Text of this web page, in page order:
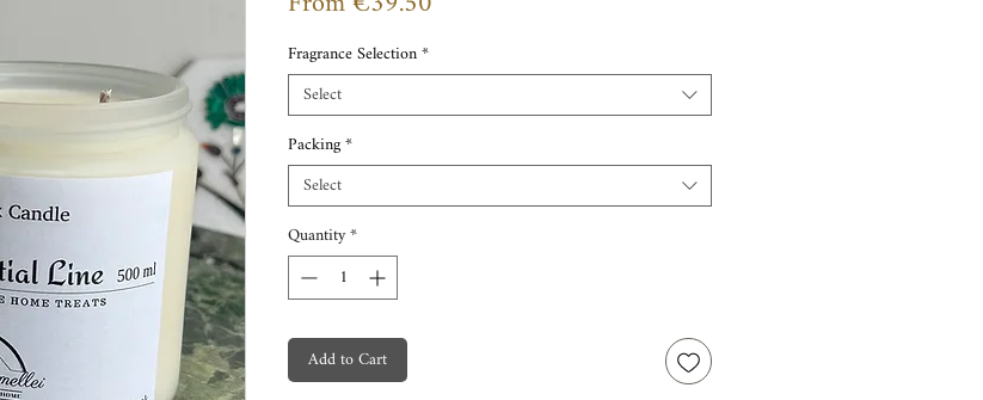
Fragrance Selection*
Select
Packing*
Select
Quantity*
Add to Cart